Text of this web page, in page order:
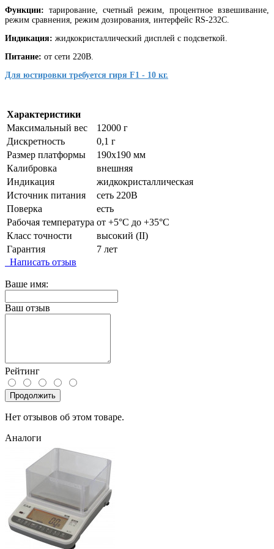
Функции: тарирование, счетный режим, процентное взвешивание,
режим сравнения, режим дозирования, интерфейс RS-232C.
Индикация: жидкокристаллический дисплей с подсветкой.
Питание: от сети 220В.
Для юстировки требуется гиря F1 - 10 кг.
Характеристики
Максимальный вес
12000 г
Дискретность
0,1 г
Размер платформы
190х190 мм
Калибровка
внешняя
Индикация
жидкокристаллическая
Источник питания
сеть 220В
Поверка
есть
Рабочая температура от +5°C до +35°C
Класс точности
высокий (II)
Гарантия
7 лет
Написать отзыв
Ваше имя:
Ваш отзыв
Рейтинг
Продолжить
Нет отзывов об этом товаре.
Аналоги